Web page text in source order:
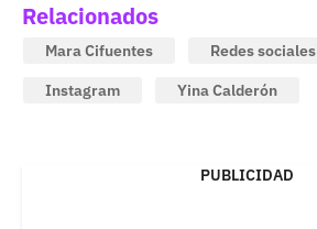
Relacionados
Mara Cifuentes
Redes sociales
Instagram
Yina Calderón
PUBLICIDAD